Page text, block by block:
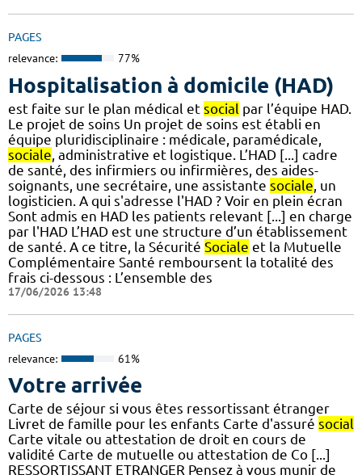
PAGES
relevance: 77%
Hospitalisation à domicile (HAD)
est faite sur le plan médical et social par l’équipe HAD.
Le projet de soins Un projet de soins est établi en
équipe pluridisciplinaire : médicale, paramédicale,
sociale, administrative et logistique. L’HAD [...] cadre
de santé, des infirmiers ou infirmières, des aides-
soignants, une secrétaire, une assistante sociale, un
logisticien. A qui s'adresse l'HAD ? Voir en plein écran
Sont admis en HAD les patients relevant [...] en charge
par l'HAD L’HAD est une structure d’un établissement
de santé. A ce titre, la Sécurité Sociale et la Mutuelle
Complémentaire Santé remboursent la totalité des
frais ci-dessous : L’ensemble des
17/06/2026 13:48
PAGES
relevance: 61%
Votre arrivée
Carte de séjour si vous êtes ressortissant étranger
Livret de famille pour les enfants Carte d'assuré social
Carte vitale ou attestation de droit en cours de
validité Carte de mutuelle ou attestation de Co [...]
RESSORTISSANT ETRANGER Pensez à vous munir de